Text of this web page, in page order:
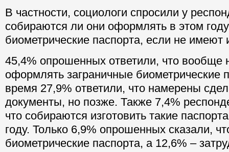
В частности, социологи спросили у
собираются ли они оформлять в этом
биометрические паспорта, если не имеют
45,4% опрошенных ответили, что вообще
оформлять заграничные биометрические
время 27,9% ответили, что намерены
документы, но позже. Также 7,4%
что собираются изготовить такие
году. Только 6,9% опрошенных сказали,
биометрические паспорта, а 12,6% –